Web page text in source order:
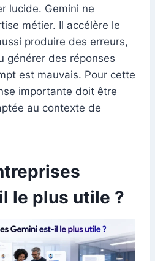
lucide. Gemini ne
métier. Il accélère le
produire des erreurs,
générer des réponses
est mauvais. Pour cette
importante doit être
au contexte de
le plus utile ?